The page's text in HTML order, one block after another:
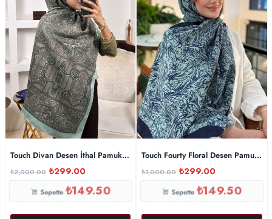
Touch Divan Desen İthal Pamuk Şal-2626202-Su Yeşili
₺2,000.00 ₺299.00
Sepette ₺149.50
Touch Fourty Floral Desen Pamuk
₺1,000.00 ₺299.00
Sepette ₺149.50